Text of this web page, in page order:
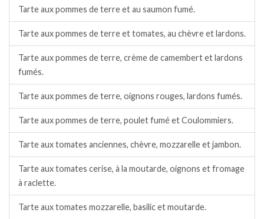
Tarte aux pommes de terre et au saumon fumé.
Tarte aux pommes de terre et tomates, au chèvre et lardons.
Tarte aux pommes de terre, crème de camembert et lardons
fumés.
Tarte aux pommes de terre, oignons rouges, lardons fumés.
Tarte aux pommes de terre, poulet fumé et Coulommiers.
Tarte aux tomates anciennes, chèvre, mozzarelle et jambon.
Tarte aux tomates cerise, à la moutarde, oignons et fromage
à raclette.
Tarte aux tomates mozzarelle, basilic et moutarde.